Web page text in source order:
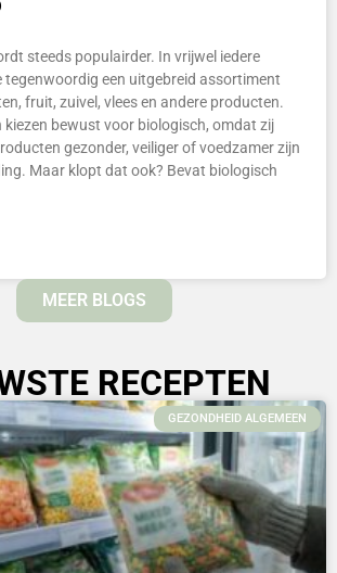
steeds populairder. In vrijwel iedere
tegenwoordig een uitgebreid assortiment
fruit, zuivel, vlees en andere producten.
kiezen bewust voor biologisch, omdat zij
gezonder, veiliger of voedzamer zijn
Maar klopt dat ook? Bevat biologisch
MEER BLOGS
RECEPTEN
GEZONDHEID ALGEMEEN